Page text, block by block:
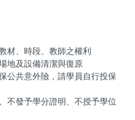
材、時段、教師之權利
地及設備清潔與復原
公共意外險，請學員自行投保
不發予學分證明、不授予學位